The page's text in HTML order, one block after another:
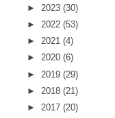
► 2023 (30)
► 2022 (53)
► 2021 (4)
► 2020 (6)
► 2019 (29)
► 2018 (21)
► 2017 (20)